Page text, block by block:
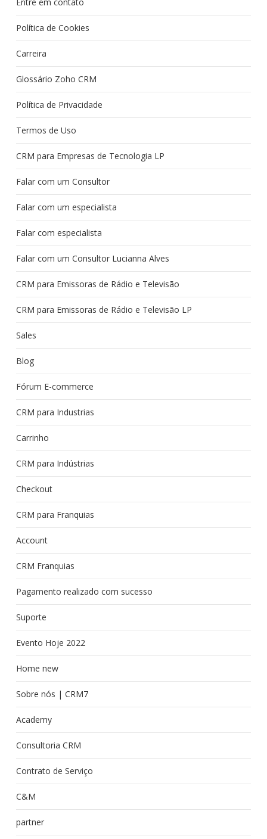
Política de Cookies
Carreira
Glossário Zoho CRM
Política de Privacidade
Termos de Uso
CRM para Empresas de Tecnologia LP
Falar com um Consultor
Falar com um especialista
Falar com especialista
Falar com um Consultor Lucianna Alves
CRM para Emissoras de Rádio e Televisão
CRM para Emissoras de Rádio e Televisão LP
Sales
Blog
Fórum E-commerce
CRM para Industrias
Carrinho
CRM para Indústrias
Checkout
CRM para Franquias
Account
CRM Franquias
Pagamento realizado com sucesso
Suporte
Evento Hoje 2022
Home new
Sobre nós | CRM7
Academy
Consultoria CRM
Contrato de Serviço
C&M
partner